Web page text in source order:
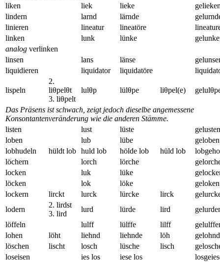
liken
liek lieke
lindern
larnd lärnde
linieren
lineatur lineatöre
linken
lunk lünke
analog verlinken
linsen
lans länse
liquidieren
liquidator liquidatöre
lispeln
2.
liθpelθt
3. liθpelt
lulθp lülθpe liθpel(e)
Das Präsens ist schwach, zeigt jedoch dieselbe angemessene
Konsontantenveränderung wie die anderen Stämme.
listen
lust lüste
gelusten
loben
lub lübe
geloben
lobhudeln
hüldt lob huld lob hölde lob hüld lob
löchern
lorch lörche
locken
luk lüke
löcken
lok löke
geloken
lockern
lirckt lurck lürcke lirck
lodern
2. lirdst
3. lird
lurd lürde lird
löffeln
lulff lülffe lilff
lohen
löht liehnd liehnde löh
löschen
lischt losch lüsche lisch
loseisen
ies los iese los